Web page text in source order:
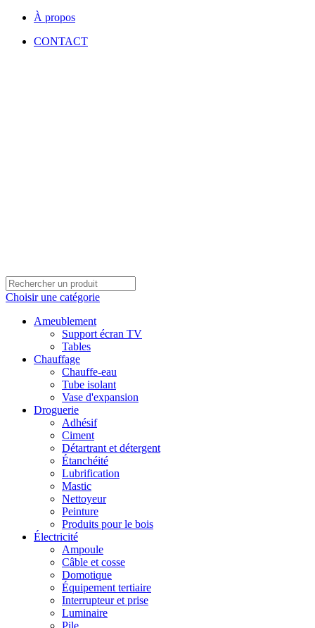
À propos
CONTACT
Choisir une catégorie
Ameublement
Support écran TV
Tables
Chauffage
Chauffe-eau
Tube isolant
Vase d'expansion
Droguerie
Adhésif
Ciment
Détartrant et détergent
Étanchéité
Lubrification
Mastic
Nettoyeur
Peinture
Produits pour le bois
Électricité
Ampoule
Câble et cosse
Domotique
Équipement tertiaire
Interrupteur et prise
Luminaire
Pile